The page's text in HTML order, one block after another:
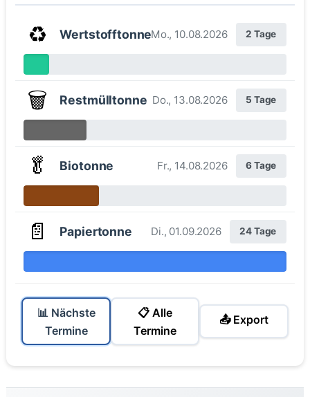
♻️ WertstofftonneMo., 10.08.2026 2 Tage
🗑️ Restmülltonne Do., 13.08.2026 5 Tage
🥬 Biotonne Fr., 14.08.2026 6 Tage
📄 Papiertonne Di., 01.09.2026 24 Tage
📊 Nächste
Termine
📋 Alle
Termine
📤 Export